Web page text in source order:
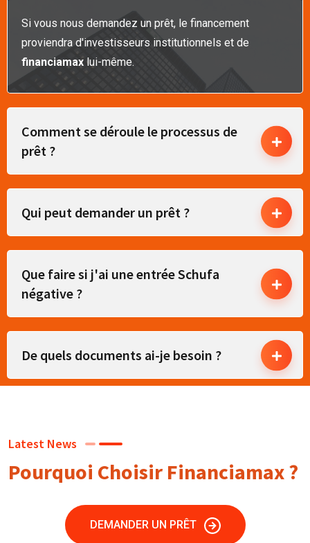
Si vous nous demandez un prêt, le financement
proviendra d'investisseurs institutionnels et de
financiamax lui-même.
Comment se déroule le processus de
prêt ?
Qui peut demander un prêt ?
Que faire si j'ai une entrée Schufa
négative ?
De quels documents ai-je besoin ?
Latest News
Pourquoi Choisir Financiamax ?
DEMANDER UN PRÊT